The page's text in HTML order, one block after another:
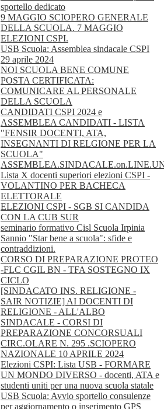
sportello dedicato
9 MAGGIO SCIOPERO GENERALE
DELLA SCUOLA. 7 MAGGIO
ELEZIONI CSPI.
USB Scuola: Assemblea sindacale CSPI
29 aprile 2024
NOI SCUOLA BENE COMUNE
POSTA CERTIFICATA:
COMUNICARE AL PERSONALE
DELLA SCUOLA
CANDIDATI CSPI 2024 e
ASSEMBLEA CANDIDATI - LISTA
"FENSIR DOCENTI, ATA,
INSEGNANTI DI RELGIONE PER LA
SCUOLA"
Lista X docenti superiori elezioni CSPI -
VOLANTINO PER BACHECA
ELETTORALE
ELEZIONI CSPI - SGB SI CANDIDA
CON LA CUB SUR
seminario formativo Cisl Scuola Irpinia
Sannio "Star bene a scuola": sfide e
contraddizioni.
CORSO DI PREPARAZIONE PROTEO
-FLC CGIL BN - TFA SOSTEGNO IX
CICLO
[SINDACATO INS. RELIGIONE -
SAIR NOTIZIE] AI DOCENTI DI
RELIGIONE - ALL'ALBO
SINDACALE - CORSI DI
PREPARAZIONE CONCORSUALI
CIRC.OLARE N. 295 .SCIOPERO
NAZIONALE 10 APRILE 2024
Elezioni CSPI: Lista USB - FORMARE
UN MONDO DIVERSO - docenti, ATA e
studenti uniti per una nuova scuola statale
USB Scuola: Avvio sportello consulenze
per aggiornamento o inserimento GPS